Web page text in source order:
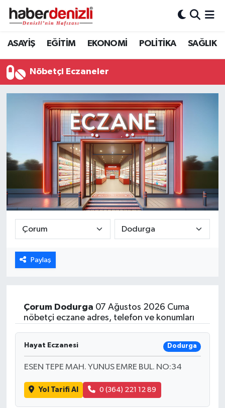
ASAYİŞ EĞİTİM EKONOMİ POLİTİKA SAĞLIK
Nöbetçi Eczaneler
Paylaş
Çorum Dodurga 07 Ağustos 2026 Cuma
nöbetçi eczane adres, telefon ve konumları
Hayat Eczanesi Dodurga
ESEN TEPE MAH. YUNUS EMRE BUL. NO:34
Yol Tarifi Al 0 (364) 221 12 89
Denizli Nöbetçi Eczaneler
Puan Durumu ve Fikstür
Tüm Manşetler
Son Dakika Haberleri
Haber Arşivi